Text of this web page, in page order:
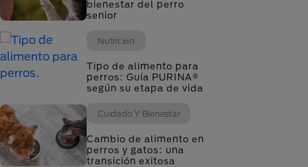
bienestar del perro
senior
Nutrición
Tipo de alimento para
perros: Guía PURINA®
según su etapa de vida
Cuidado Y Bienestar
Cambio de alimento en
perros y gatos: una
transición exitosa